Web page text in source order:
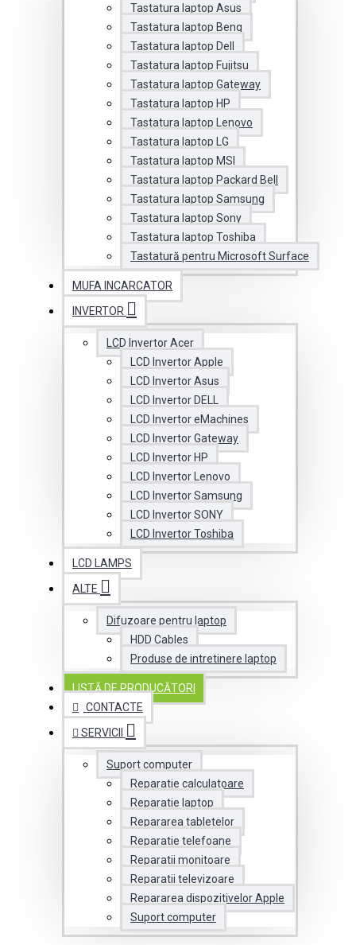
Tastatura laptop Asus
Tastatura laptop Benq
Tastatura laptop Dell
Tastatura laptop Fujitsu
Tastatura laptop Gateway
Tastatura laptop HP
Tastatura laptop Lenovo
Tastatura laptop LG
Tastatura laptop MSI
Tastatura laptop Packard Bell
Tastatura laptop Samsung
Tastatura laptop Sony
Tastatura laptop Toshiba
Tastatură pentru Microsoft Surface
MUFA INCARCATOR
INVERTOR
LCD Invertor Acer
LCD Invertor Apple
LCD Invertor Asus
LCD Invertor DELL
LCD Invertor eMachines
LCD Invertor Gateway
LCD Invertor HP
LCD Invertor Lenovo
LCD Invertor Samsung
LCD Invertor SONY
LCD Invertor Toshiba
LCD LAMPS
ALTE
Difuzoare pentru laptop
HDD Cables
Produse de intretinere laptop
LISTĂ DE PRODUCĂTORI
CONTACTE
SERVICII
Suport computer
Reparatie calculatoare
Reparatie laptop
Repararea tabletelor
Reparatie telefoane
Reparatii monitoare
Reparatii televizoare
Repararea dispozitivelor Apple
Suport computer